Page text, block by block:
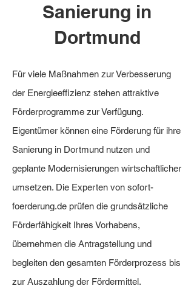
Sanierung in
Dortmund
Für viele Maßnahmen zur Verbesserung
der Energieeffizienz stehen attraktive
Förderprogramme zur Verfügung.
Eigentümer können eine Förderung für ihre
Sanierung in Dortmund nutzen und
geplante Modernisierungen wirtschaftlicher
umsetzen. Die Experten von sofort-
foerderung.de prüfen die grundsätzliche
Förderfähigkeit Ihres Vorhabens,
übernehmen die Antragstellung und
begleiten den gesamten Förderprozess bis
zur Auszahlung der Fördermittel.